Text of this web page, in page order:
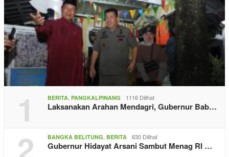
1 BERITA PANGKALPINANG 1116 Dilihat
Laksanakan Arahan Mendagri, Gubernur Bab…
2 BANGKA BELITUNG BERITA 630 Dilihat
Gubernur Hidayat Arsani Sambut Menag RI …